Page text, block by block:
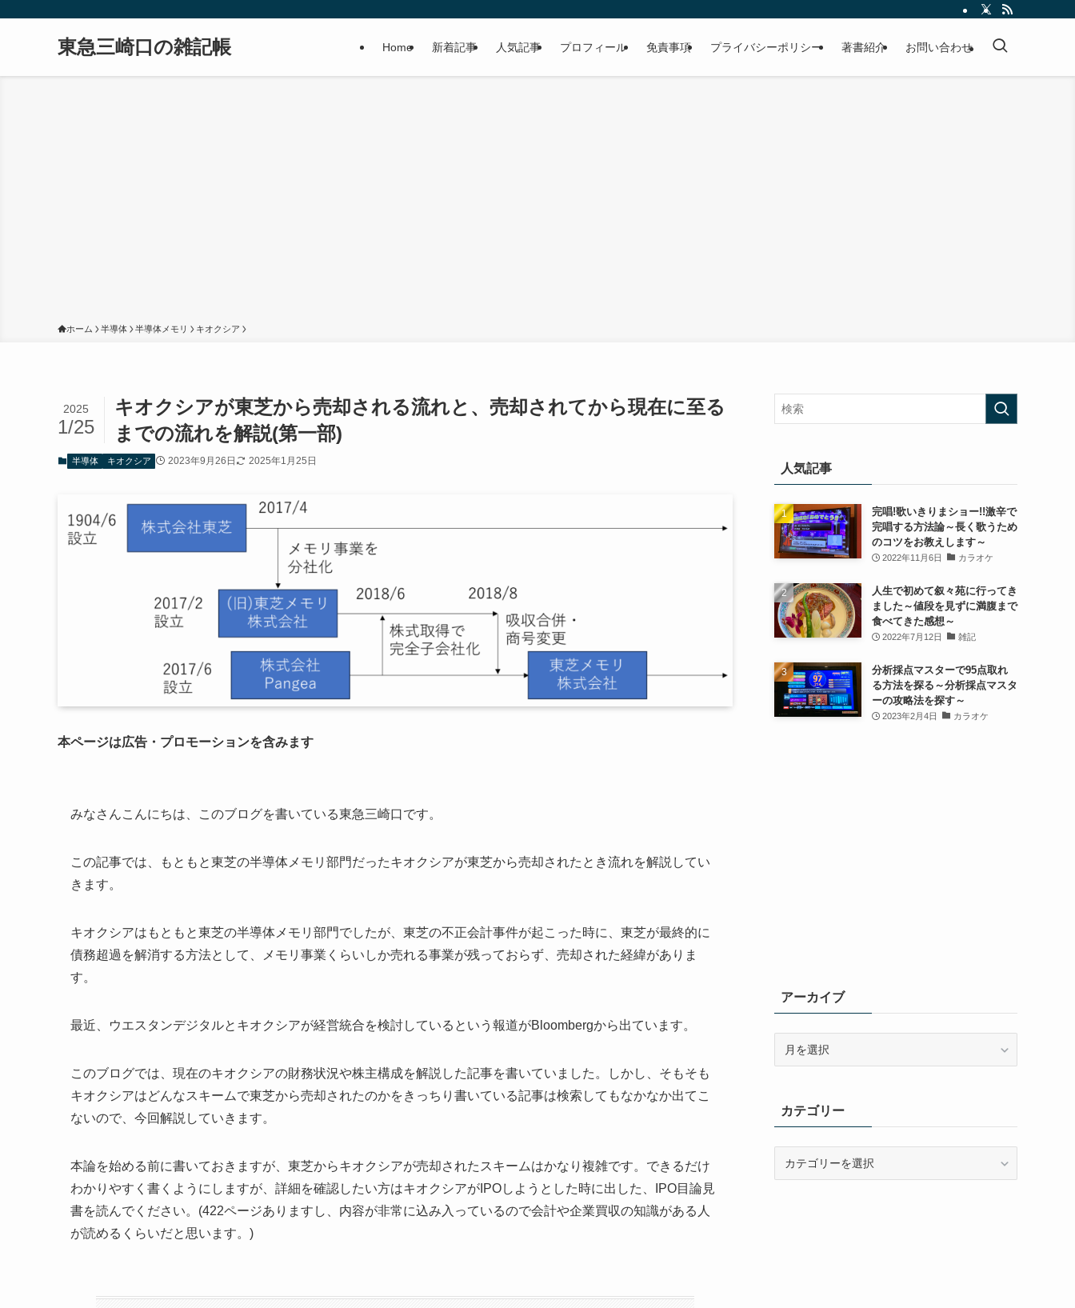
東急三崎口の雑記帳 Home 新着記事 人気記事 プロフィール 免責事項 プライバシーポリシー 著書紹介 お問い合わせ
ホーム 半導体 半導体メモリ キオクシア
キオクシアが東芝から売却される流れと、売却されてから現在に至る
までの流れを解説(第一部)
2025
1/25
半導体 キオクシア 2023年9月26日 2025年1月25日
本ページは広告・プロモーションを含みます
みなさんこんにちは、このブログを書いている東急三崎口です。
この記事では、もともと東芝の半導体メモリ部門だったキオクシアが東芝から売却されたとき流れを解説してい
きます。
キオクシアはもともと東芝の半導体メモリ部門でしたが、東芝の不正会計事件が起こった時に、東芝が最終的に
債務超過を解消する方法として、メモリ事業くらいしか売れる事業が残っておらず、売却された経緯がありま
す。
最近、ウエスタンデジタルとキオクシアが経営統合を検討しているという報道がBloombergから出ています。
このブログでは、現在のキオクシアの財務状況や株主構成を解説した記事を書いていました。しかし、そもそも
キオクシアはどんなスキームで東芝から売却されたのかをきっちり書いている記事は検索してもなかなか出てこ
ないので、今回解説していきます。
本論を始める前に書いておきますが、東芝からキオクシアが売却されたスキームはかなり複雑です。できるだけ
わかりやすく書くようにしますが、詳細を確認したい方はキオクシアがIPOしようとした時に出した、IPO目論見
書を読んでください。(422ページありますし、内容が非常に込み入っているので会計や企業買収の知識がある人
が読めるくらいだと思います。)
人気記事
完唱!歌いきりまショー!!激辛で
完唱する方法論～長く歌うため
のコツをお教えします～
2022年11月6日 カラオケ
人生で初めて叙々苑に行ってき
ました～値段を見ずに満腹まで
食べてきた感想～
2022年7月12日 雑記
分析採点マスターで95点取れ
る方法を探る～分析採点マスタ
ーの攻略法を探す～
2023年2月4日 カラオケ
アーカイブ
ブカテゴリー